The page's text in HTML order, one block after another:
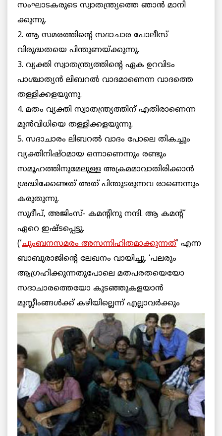
സംഘാടകരുടെ സ്വാതന്ത്ര്യത്തെ ഞാന്‍ മാനി
ക്കുന്നു.
2. ആ സമരത്തിന്റെ സദാചാര പോലീസ്
വിരുദ്ധതയെ പിന്തുണയ്ക്കുന്നു.
3. വ്യക്തി സ്വാതന്ത്ര്യത്തിന്റെ ഏക ഉറവിടം
പാശ്ചാത്യന്‍ ലിബറല്‍ വാദമാണെന്ന വാദത്തെ
തള്ളിക്കളയുന്നു.
4. മതം വ്യക്തി സ്വാതന്ത്ര്യത്തിന് എതിരാണെന്ന
മുന്‍വിധിയെ തള്ളിക്കളയുന്നു.
5. സദാചാരം ലിബറല്‍ വാദം പോലെ തികച്ചും
വ്യക്തിനിഷ്ഠമായ ഒന്നാണെന്നും രണ്ടും
സമൂഹത്തിനുമേലുള്ള അക്രമമാവാതിരിക്കാന്‍
ശ്രദ്ധിക്കേണ്ടത് അത് പിന്തുടരുന്നവ രാണെന്നും
കരുതുന്നു.
സുദീപ്, അജിംസ്- കമന്റിനു നന്ദി. ആ കമന്റ്
ഏറെ ഇഷ്ടപ്പെട്ടു.
(‘ചുംബനസമരം അസന്നിഹിതമാക്കുന്നത്‘ എന്ന
ബാബുരാജിന്റെ ലേഖനം വായിച്ചു. ‘പലരും
ആഗ്രഹിക്കുന്നതുപോലെ മതപരതയെയോ
സദാചാരത്തെയോ കുടഞ്ഞുകളയാന്‍
മുസ്ലീംങ്ങള്‍ക്ക് കഴിയില്ലെന്ന് എല്ലാവര്‍ക്കും